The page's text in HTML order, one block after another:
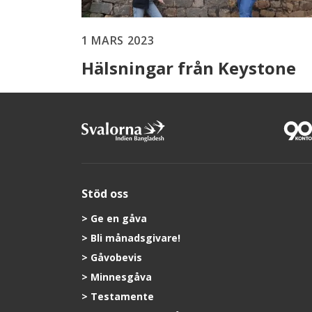
1 MARS 2023
Hälsningar från Keystone
Stöd oss
Ge en gåva
Bli månadsgivare!
Gåvobevis
Minnesgåva
Testamente